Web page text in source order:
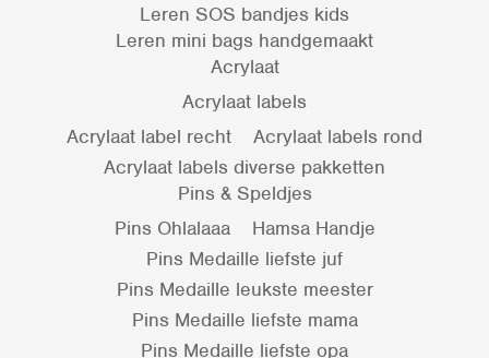
Leren SOS bandjes kids
Leren mini bags handgemaakt
Acrylaat
Acrylaat labels
Acrylaat label recht
Acrylaat labels rond
Acrylaat labels diverse pakketten
Pins & Speldjes
Pins Ohlalaaa
Hamsa Handje
Pins Medaille liefste juf
Pins Medaille leukste meester
Pins Medaille liefste mama
Pins Medaille liefste opa